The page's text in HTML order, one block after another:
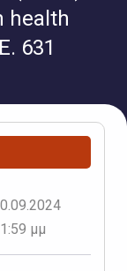
health
631
μμ